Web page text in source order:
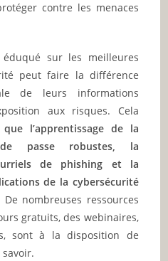
contre les menaces
sur les meilleures
peut faire la différence
de leurs informations
aux risques. Cela
l’apprentissage de la
passe robustes, la
de phishing et la
de la cybersécurité
De nombreuses ressources
gratuits, des webinaires,
sont à la disposition de